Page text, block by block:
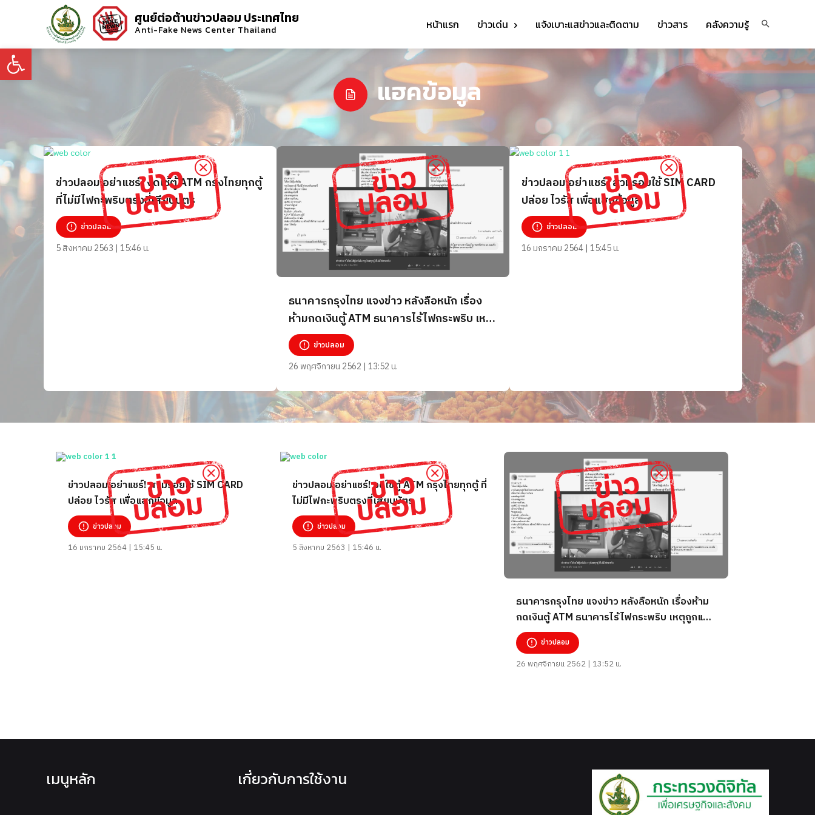
Open toolbar
ศูนย์ต่อต้านข่าวปลอม ประเทศไทย
Anti-Fake News Center Thailand หน้าแรก ข่าวเด่น แจ้งเบาะแสข่าวและติดตาม ข่าวสาร คลังความรู้
แฮคข้อมูล
ข่าวปลอม อย่าแชร์! งดใช้ตู้ ATM กรุงไทยทุกตู้
ที่ไม่มีไฟกะพริบตรงที่เสียบบัตร
ข่าวปลอม
5 สิงหาคม 2563 | 15:46 น.
ธนาคารกรุงไทย แจงข่าว หลังลือหนัก เรื่อง
ห้ามกดเงินตู้ ATM ธนาคารไร้ไฟกระพริบ เหตุ
ถูกแฮคข้อมูลไปยูเครน ข่าวปลอม! อย่าแชร์
ข่าวปลอม
26 พฤศจิกายน 2562 | 13:52 น.
ข่าวปลอม อย่าแชร์! สวมรอยใช้ SIM CARD
ปล่อย ไวรัส เพื่อแฮกข้อมูล
ข่าวปลอม
16 มกราคม 2564 | 15:45 น.
ข่าวปลอม อย่าแชร์! สวมรอยใช้ SIM CARD
ปล่อย ไวรัส เพื่อแฮกข้อมูล
ข่าวปลอม
16 มกราคม 2564 | 15:45 น.
ข่าวปลอม อย่าแชร์! งดใช้ตู้ ATM กรุงไทยทุกตู้ ที่
ไม่มีไฟกะพริบตรงที่เสียบบัตร
ข่าวปลอม
5 สิงหาคม 2563 | 15:46 น.
ธนาคารกรุงไทย แจงข่าว หลังลือหนัก เรื่องห้าม
กดเงินตู้ ATM ธนาคารไร้ไฟกระพริบ เหตุถูกแฮค
ข้อมูลไปยูเครน ข่าวปลอม! อย่าแชร์
ข่าวปลอม
26 พฤศจิกายน 2562 | 13:52 น.
เมนูหลัก เกี่ยวกับการใช้งาน